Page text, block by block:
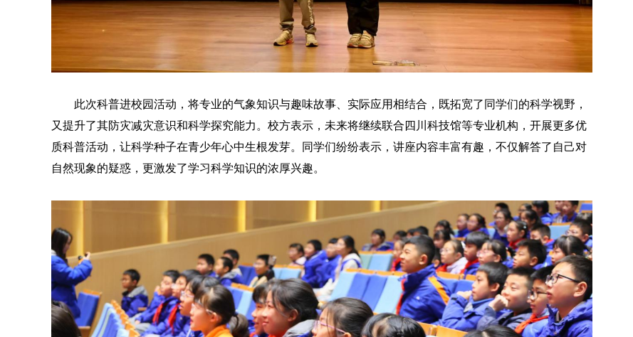
此次科普进校园活动，将专业的气象知识与趣味故事、实际应用相结合，既拓宽了同学们的科学视野，
又提升了其防灾减灾意识和科学探究能力。校方表示，未来将继续联合四川科技馆等专业机构，开展更多优
质科普活动，让科学种子在青少年心中生根发芽。同学们纷纷表示，讲座内容丰富有趣，不仅解答了自己对
自然现象的疑惑，更激发了学习科学知识的浓厚兴趣。